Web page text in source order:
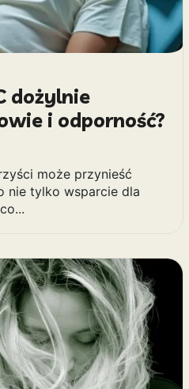
dożylnie
i odporność?
może przynieść
nie tylko wsparcie dla